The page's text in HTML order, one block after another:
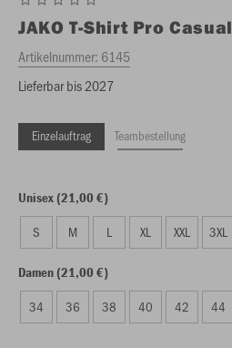
JAKO T-Shirt Pro Casual
Artikelnummer: 6145
Lieferbar bis 2027
Einzelauftrag Teambestellung
Unisex (21,00 €)
S M L XL XXL 3XL
Damen (21,00 €)
34 36 38 40 42 44